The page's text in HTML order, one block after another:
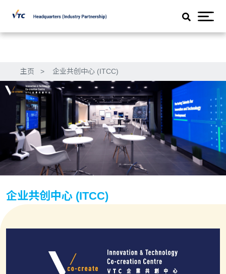
主页 > 企业共创中心 (ITCC)
企业共创中心 (ITCC)